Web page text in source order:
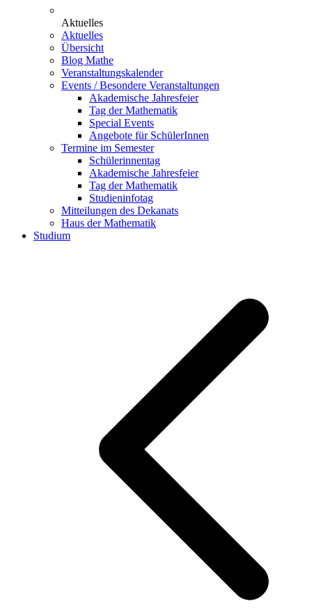
Aktuelles
Aktuelles
Übersicht
Blog Mathe
Veranstaltungskalender
Events / Besondere Veranstaltungen
Akademische Jahresfeier
Tag der Mathematik
Special Events
Angebote für SchülerInnen
Termine im Semester
Schülerinnentag
Akademische Jahresfeier
Tag der Mathematik
Studieninfotag
Mitteilungen des Dekanats
Haus der Mathematik
Studium